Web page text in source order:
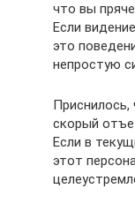
что вы
Если
это
непростую
Приснилось,
скорый
Если в
этот